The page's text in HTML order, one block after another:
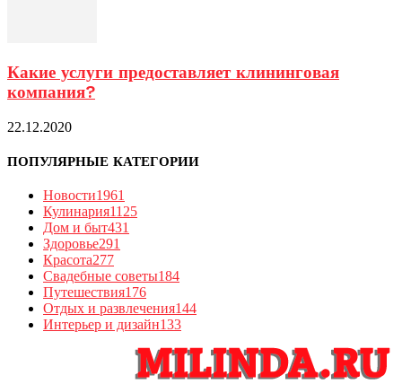
Какие услуги предоставляет клининговая
компания?
22.12.2020
ПОПУЛЯРНЫЕ КАТЕГОРИИ
Новости1961
Кулинария1125
Дом и быт431
Здоровье291
Красота277
Свадебные советы184
Путешествия176
Отдых и развлечения144
Интерьер и дизайн133